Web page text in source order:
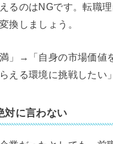
るのはNGです。転職
換しましょう。
」→「自身の市場価値
える環境に挑戦したい」
対に言わない